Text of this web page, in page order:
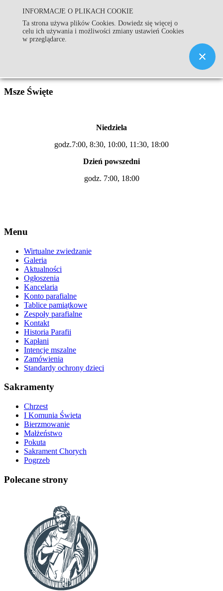
Parafia Św. Andrzeja Apostoła
w Złoczewie
Msze Święte
Niedziela
godz.7:00, 8:30, 10:00, 11:30, 18:00
Dzień powszedni
godz. 7:00, 18:00
Menu
Wirtualne zwiedzanie
Galeria
Aktualności
Ogłoszenia
Kancelaria
Konto parafialne
Tablice pamiątkowe
Zespoły parafialne
Kontakt
Historia Parafii
Kapłani
Intencje mszalne
Zamówienia
Standardy ochrony dzieci
Sakramenty
Chrzest
I Komunia Świeta
Bierzmowanie
Małżeństwo
Pokuta
Sakrament Chorych
Pogrzeb
Polecane strony
INFORMACJE O PLIKACH COOKIE
Ta strona używa plików Cookies. Dowiedz się więcej o
celu ich używania i możliwości zmiany ustawień Cookies
w przeglądarce.